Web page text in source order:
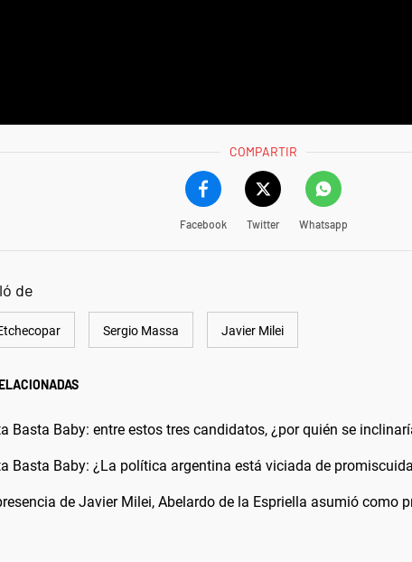
COMPARTIR
Facebook Twitter Whatsapp
de
Sergio Massa Javier Milei
Basta Baby: entre estos tres candidatos, ¿por quién se
Basta Baby: ¿La política argentina está viciada de
de Javier Milei, Abelardo de la Espriella asumió como